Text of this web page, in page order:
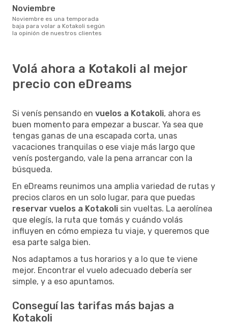
noviembre
noviembre es una temporada
baja para volar a Kotakoli según
la opinión de nuestros clientes
Volá ahora a Kotakoli al mejor
precio con eDreams
Si venís pensando en vuelos a Kotakoli, ahora es
buen momento para empezar a buscar. Ya sea que
tengas ganas de una escapada corta, unas
vacaciones tranquilas o ese viaje más largo que
venís postergando, vale la pena arrancar con la
búsqueda.
En eDreams reunimos una amplia variedad de rutas y
precios claros en un solo lugar, para que puedas
reservar vuelos a Kotakoli sin vueltas. La aerolínea
que elegís, la ruta que tomás y cuándo volás
influyen en cómo empieza tu viaje, y queremos que
esa parte salga bien.
Nos adaptamos a tus horarios y a lo que te viene
mejor. Encontrar el vuelo adecuado debería ser
simple, y a eso apuntamos.
Conseguí las tarifas más bajas a
Kotakoli